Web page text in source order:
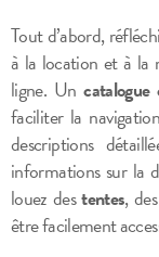
Tout d’abord,
à la location et à la
ligne. Un
faciliter la
descriptions
informations sur la
louez destentes,
être facilement